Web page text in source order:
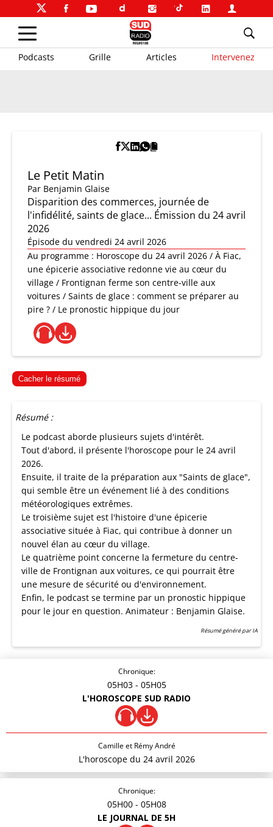
Podcasts Grille Articles Intervenez
Le Petit Matin
Par Benjamin Glaise
Disparition des commerces, journée de
l'infidélité, saints de glace... Émission du 24 avril
2026
Épisode du vendredi 24 avril 2026
Au programme : Horoscope du 24 avril 2026 / À Fiac,
une épicerie associative redonne vie au cœur du
village / Frontignan ferme son centre-ville aux
voitures / Saints de glace : comment se préparer au
pire ? / Le pronostic hippique du jour
Cacher le résumé
Résumé :
Le podcast aborde plusieurs sujets d'intérêt.
Tout d'abord, il présente l'horoscope pour le 24 avril
2026.
Ensuite, il traite de la préparation aux "Saints de glace",
qui semble être un événement lié à des conditions
météorologiques extrêmes.
Le troisième sujet est l'histoire d'une épicerie
associative située à Fiac, qui contribue à donner un
nouvel élan au cœur du village.
Le quatrième point concerne la fermeture du centre-
ville de Frontignan aux voitures, ce qui pourrait être
une mesure de sécurité ou d'environnement.
Enfin, le podcast se termine par un pronostic hippique
pour le jour en question. Animateur : Benjamin Glaise.
Résumé généré par IA
Chronique:
05H03 - 05H05
L'HOROSCOPE SUD RADIO
Camille et Rémy André
L'horoscope du 24 avril 2026
Chronique:
05H00 - 05H08
LE JOURNAL DE 5H